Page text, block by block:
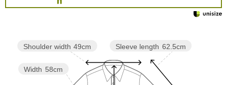
Sleeve length 62.5cm
Width 58cm
Shoulder width 49cm